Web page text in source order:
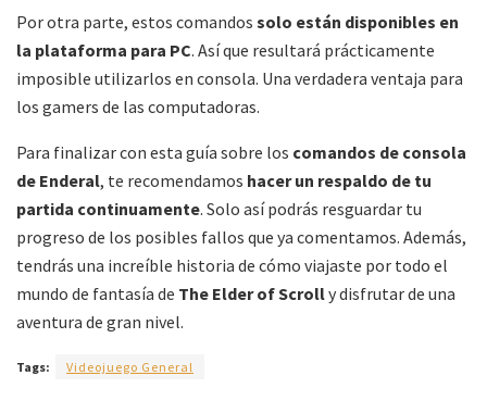
Por otra parte, estos comandos solo están disponibles en
la plataforma para PC. Así que resultará prácticamente
imposible utilizarlos en consola. Una verdadera ventaja para
los gamers de las computadoras.
Para finalizar con esta guía sobre los comandos de consola
de Enderal, te recomendamos hacer un respaldo de tu
partida continuamente. Solo así podrás resguardar tu
progreso de los posibles fallos que ya comentamos. Además,
tendrás una increíble historia de cómo viajaste por todo el
mundo de fantasía de The Elder of Scrolly disfrutar de una
aventura de gran nivel.
Tags: Videojuego General